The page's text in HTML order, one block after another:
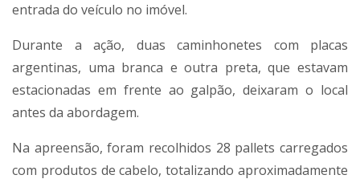
entrada do veículo no imóvel.
Durante a ação, duas caminhonetes com placas
argentinas, uma branca e outra preta, que estavam
estacionadas em frente ao galpão, deixaram o local
antes da abordagem.
Na apreensão, foram recolhidos 28 pallets carregados
com produtos de cabelo, totalizando aproximadamente